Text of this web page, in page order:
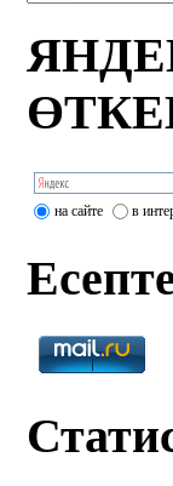
на сайте в